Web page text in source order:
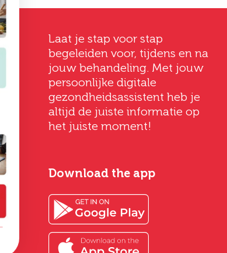
Deveney
Vermeij
20 jaar oud
Het begon bij het consult.
Op het consult werd de
info die ik moest weten
gedeeld.
Lees verder
Bekijk alle ervaringen
Gertrud
Hoever-
58 jaar oud
Ik ben uitermate
tevreden. De
behandeling was zo
gepiept, deskundige
resultaat.
Lees verder
Bekijk alle ervaringen
Laat je stap voor stap
begeleiden voor, tijdens en na
jouw behandeling. Met jouw
persoonlijke digitale
gezondheidsassistent heb je
altijd de juiste informatie op
het juiste moment!
Download the app